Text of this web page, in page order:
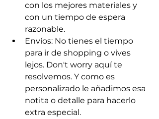
con los mejores materiales y
con un tiempo de espera
razonable.
Envíos: No tienes el tiempo
para ir de shopping o vives
lejos. Don't worry aquí te
resolvemos. Y como es
personalizado le añadimos esa
notita o detalle para hacerlo
extra especial.